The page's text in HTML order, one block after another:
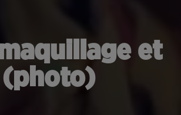
et
(photo)